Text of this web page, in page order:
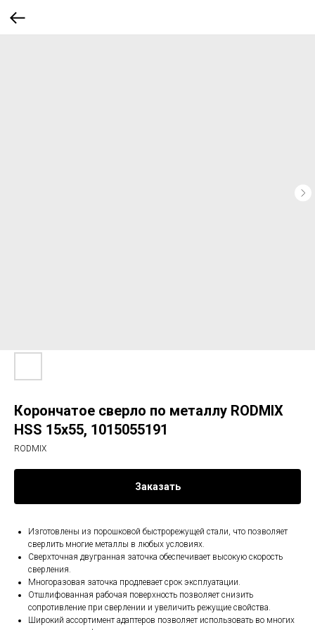
Корончатое сверло по металлу RODMIX
HSS 15х55, 1015055191
RODMIX
Заказать
Изготовлены из порошковой быстрорежущей стали, что позволяет
сверлить многие металлы в любых условиях.
Сверхточная двугранная заточка обеспечивает высокую скорость
сверления.
Многоразовая заточка продлевает срок эксплуатации.
Отшлифованная рабочая поверхность позволяет снизить
сопротивление при сверлении и увеличить режущие свойства.
Широкий ассортимент адаптеров позволяет использовать во многих